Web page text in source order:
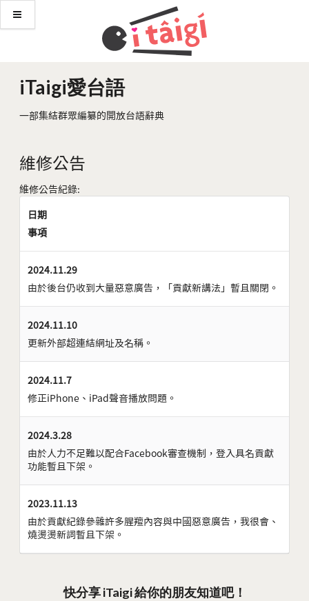
iTaigi愛台語
一部集結群眾編纂的開放台語辭典
維修公告
維修公告紀錄:
日期
事項
2024.11.29
由於後台仍收到大量惡意廣告，「貢獻新講法」暫且關閉。
2024.11.10
更新外部超連結網址及名稱。
2024.11.7
修正iPhone、iPad聲音播放問題。
2024.3.28
由於人力不足難以配合Facebook審查機制，登入具名貢獻
功能暫且下架。
2023.11.13
由於貢獻紀錄參雜許多腥羶內容與中國惡意廣告，我很會、
燒燙燙新詞暫且下架。
快分享 iTaigi 給你的朋友知道吧！